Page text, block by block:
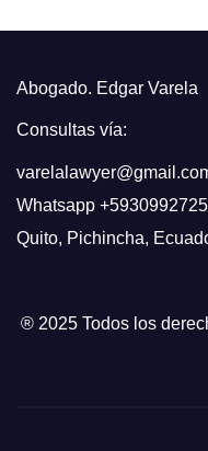
Abogado. Edgar Varela
Consultas vía:
Whatsapp
Quito, Pichincha,
® 2025 Todos los